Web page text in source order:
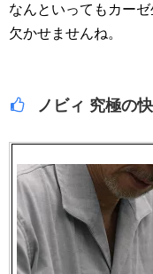
なんといってもカー
欠かせませんね。
ノビィ 究極の